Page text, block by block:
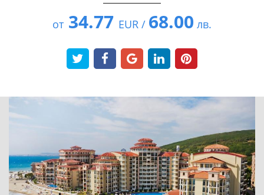
от 34.77 EUR / 68.00 лв.